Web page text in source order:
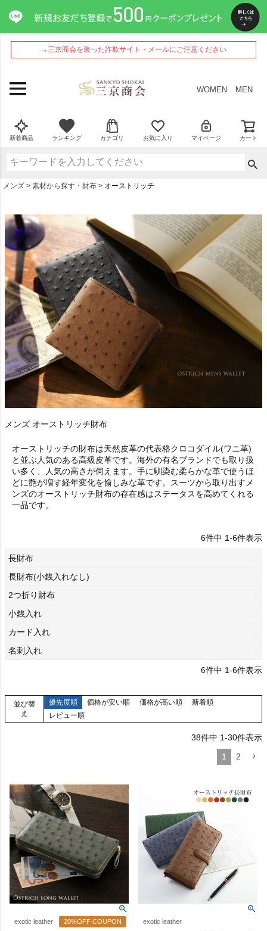
→三京商会を装った詐欺サイト・メールにご注意ください
WOMEN MEN
新着商品 ランキング カテゴリ お気に入り マイページ カート
メンズ 素材から探す・財布 オーストリッチ
メンズ オーストリッチ財布
オーストリッチの財布は天然皮革の代表格クロコダイル(ワニ革)
と並ぶ人気のある高級皮革です。海外の有名ブランドでも取り扱
い多く、人気の高さが伺えます。手に馴染む柔らかな革で使うほ
どに艶が増す経年変化を愉しみな革です。スーツから取り出す メ
ンズのオーストリッチ財布の存在感はステータスを高めてくれる
一品です。
6件中 1-6件表示
長財布
長財布(小銭入れなし)
2つ折り財布
小銭入れ
カード入れ
名刺入れ
6件中 1-6件表示
並び替
え
優先度順 価格が安い順 価格が高い順
新着順
レビュー順
38件中 1-30件表示
1
2
exotic leather 20%OFF COUPON exotic leather